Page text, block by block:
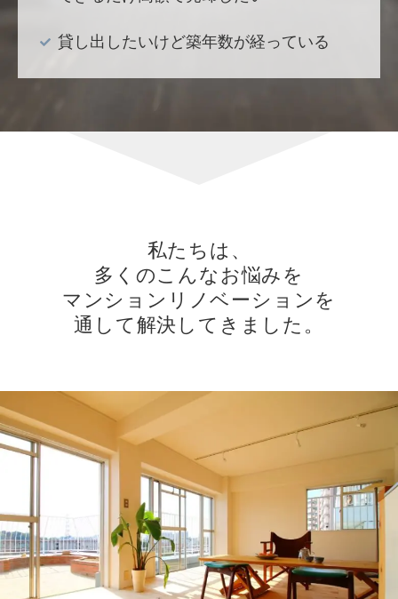
貸し出したいけど築年数が経っている
私たちは、
多くのこんなお悩みを
マンションリノベーションを
通して解決してきました。